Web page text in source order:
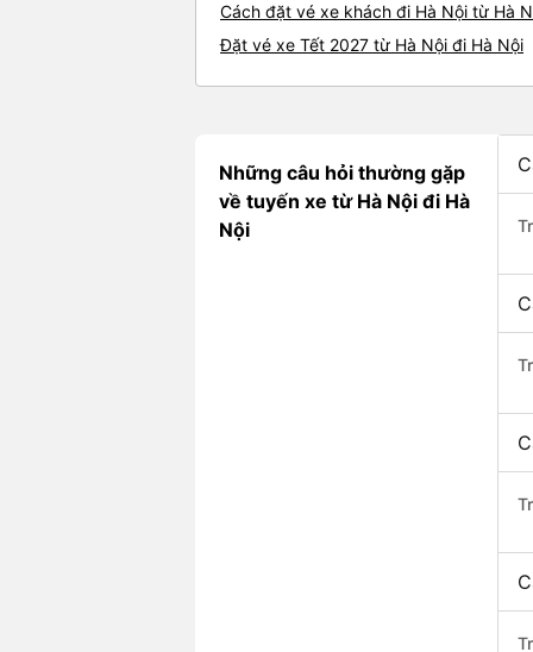
Cách đặt vé xe khách đi Hà Nội từ Hà
Đặt vé xe Tết 2027 từ Hà Nội đi Hà Nội
Những câu hỏi thường gặp
về tuyến xe từ Hà Nội đi Hà
Nội